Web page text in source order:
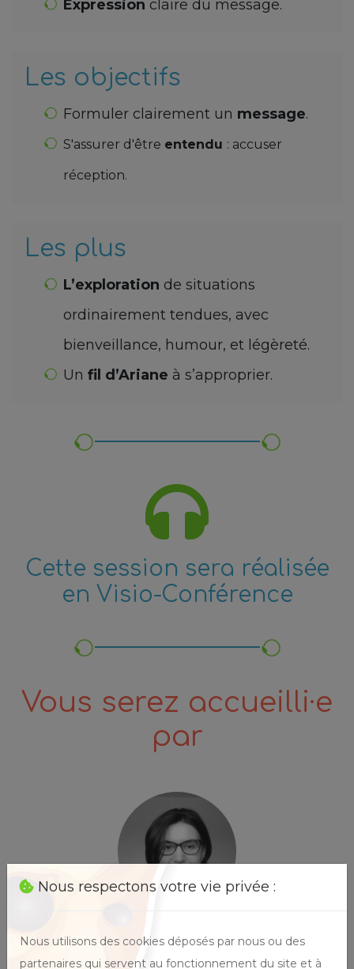
Expression claire du message.
Les objectifs
Formuler clairement un message.
S'assurer d'être entendu : accuser
réception.
Les plus
L’exploration de situations
ordinairement tendues, avec
bienveillance, humour, et légèreté.
Un fil d’Ariane à s’approprier.
Cette session sera réalisée
en Visio-Conférence
Vous serez accueilli·e
par
Communication NonViolente (CNV)
Nous respectons votre vie privée :
Nous utilisons des cookies déposés par nous ou des
partenaires qui servent au fonctionnement du site et à